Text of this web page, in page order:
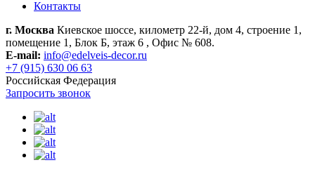
Контакты
г. Москва Киевское шоссе, километр 22-й, дом 4, строение 1,
помещение 1, Блок Б, этаж 6 , Офис № 608.
E-mail: info@edelveis-decor.ru
+7 (915) 630 06 63
Российская Федерация
Запросить звонок